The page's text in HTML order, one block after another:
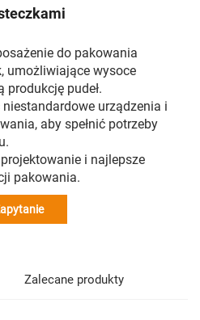
do pakowania
umożliwiające wysoce
pudeł.
urządzenia i
aby spełnić potrzeby
i najlepsze
pakowania.
Zalecane produkty